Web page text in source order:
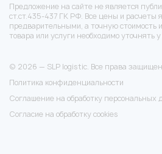
Предложение на сайте не является
ст.ст.435-437 ГК РФ. Все цены и расчеты
предварительными, а точную стоимость
товара или услуги необходимо уточнять
© 2026 — SLP logistic. Все права
Политика конфиденциальности
Соглашение на обработку персональных
Согласие на обработку cookies